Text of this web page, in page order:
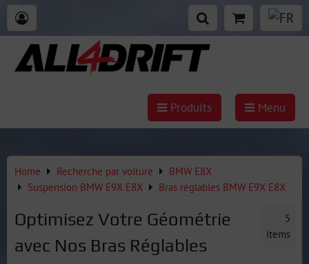
Produits Menu
Home Recherche par voiture
BMW E8X
Suspension BMW E9X E8X
Bras réglables BMW E9X E8X
Optimisez Votre Géométrie
avec Nos Bras Réglables
5
items